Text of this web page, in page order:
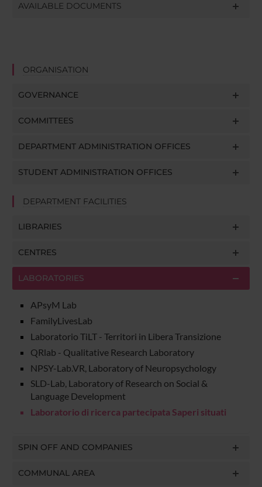
AVAILABLE DOCUMENTS
ORGANISATION
GOVERNANCE
COMMITTEES
DEPARTMENT ADMINISTRATION OFFICES
STUDENT ADMINISTRATION OFFICES
DEPARTMENT FACILITIES
LIBRARIES
CENTRES
LABORATORIES
APsyM Lab
FamilyLivesLab
Laboratorio TiLT - Territori in Libera Transizione
QRlab - Qualitative Research Laboratory
NPSY-Lab.VR, Laboratory of Neuropsychology
SLD-Lab, Laboratory of Research on Social &
Language Development
Laboratorio di ricerca partecipata Saperi situati
SPIN OFF AND COMPANIES
COMMUNAL AREA